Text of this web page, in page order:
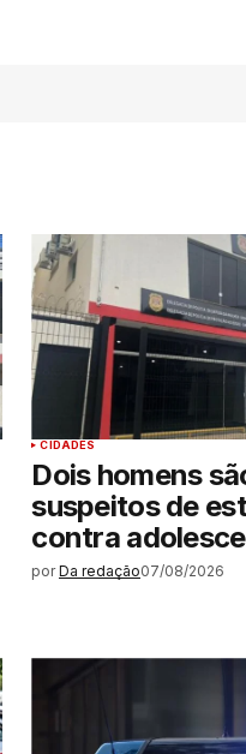
CIDADES
Dois homens
suspeitos de
contra
por Da redação07/08/2026